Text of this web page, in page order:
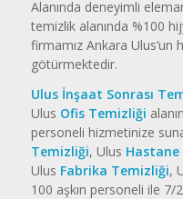
Alanında deneyimli
temizlik alanında %100
firmamız Ankara Ulus’un
götürmektedir.
Ulus İnşaat Sonrası
Ulus Ofis Temizliği
personeli hizmetinize
Temizliği, Ulus
Ulus Fabrika Temizliği,
100 aşkın personeli ile